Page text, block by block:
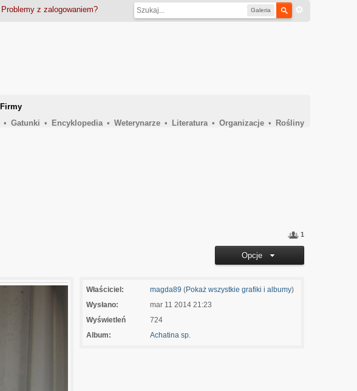
Galeria
Problemy z zalogowaniem?
Firmy
• Gatunki • Encyklopedia • Weterynarze • Literatura • Organizacje •
Rośliny
1
Opcje
Właściciel: magda89 (Pokaż wszystkie grafiki i albumy)
Wysłano:
mar 11 2014 21:23
Wyświetleń
724
Album:
Achatina sp.